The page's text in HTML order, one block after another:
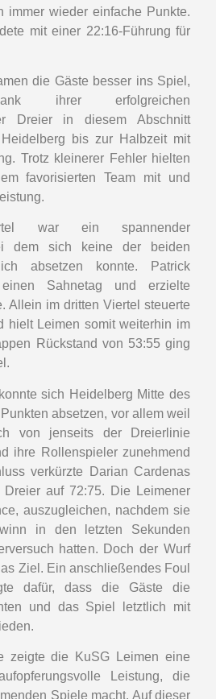
immer wieder einfache Punkte.
mit einer 22:16-Führung für
die Gäste besser ins Spiel,
ihrer erfolgreichen
Dreier in diesem Abschnitt
bis zur Halbzeit mit
Trotz kleinerer Fehler hielten
favorisierten Team mit und
war ein spannender
dem sich keine der beiden
absetzen konnte. Patrick
Sahnetag und erzielte
Allein im dritten Viertel steuerte
hielt Leimen somit weiterhin im
Rückstand von 53:55 ging
sich Heidelberg Mitte des
absetzen, vor allem weil
von jenseits der Dreierlinie
ihre Rollenspieler zunehmend
verkürzte Darian Cardenas
auf 72:75. Die Leimener
auszugleichen, nachdem sie
in den letzten Sekunden
hatten. Doch der Wurf
Ziel. Ein anschließendes Foul
dafür, dass die Gäste die
und das Spiel letztlich mit
zeigte die KuSG Leimen eine
Leistung, die
Spiele macht. Auf dieser